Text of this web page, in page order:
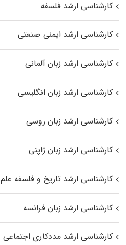
کارشناسی ارشد فلسفه
کارشناسی ارشد ایمنی صنعتی
کارشناسی ارشد زبان آلمانی
کارشناسی ارشد زبان انگلیسی
کارشناسی ارشد زبان روسی
کارشناسی ارشد زبان ژاپنی
کارشناسی ارشد تاریخ و فلسفه علم
کارشناسی ارشد زبان فرانسه
کارشناسی ارشد مددکاری اجتماعی